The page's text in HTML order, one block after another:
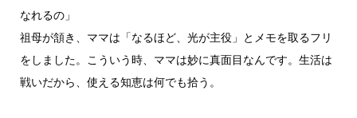
なれるの」
祖母が頷き、ママは「なるほど、光が主役」とメモを取るフリ
をしました。こういう時、ママは妙に真面目なんです。生活は
戦いだから、使える知恵は何でも拾う。